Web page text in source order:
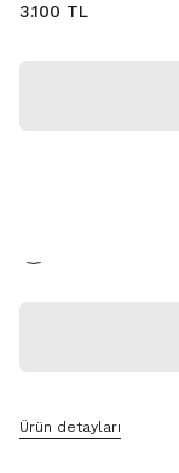
3.100 TL
Ürün detayları
Mağaza Bul
Site Haritası